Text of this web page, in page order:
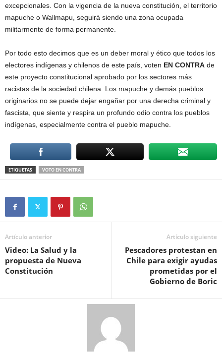
excepcionales. Con la vigencia de la nueva constitución, el territorio
mapuche o Wallmapu, seguirá siendo una zona ocupada
militarmente de forma permanente.
Por todo esto decimos que es un deber moral y ético que todos los
electores indígenas y chilenos de este país, voten EN CONTRA de
este proyecto constitucional aprobado por los sectores más
racistas de la sociedad chilena. Los mapuche y demás pueblos
originarios no se puede dejar engañar por una derecha criminal y
fascista, que siente y respira un profundo odio contra los pueblos
indígenas, especialmente contra el pueblo mapuche.
ETIQUETAS VOTO EN CONTRA
Artículo anterior
Video: La Salud y la
propuesta de Nueva
Constitución
Artículo siguiente
Pescadores protestan en
Chile para exigir ayudas
prometidas por el
Gobierno de Boric